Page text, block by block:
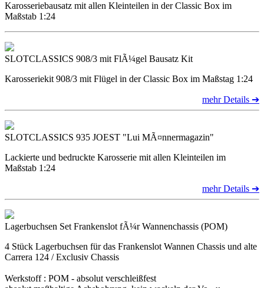
Karosseriebausatz mit allen Kleinteilen in der Classic Box im
Maßstab 1:24
SLOTCLASSICS 908/3 mit FlÃ¼gel Bausatz Kit
Karosseriekit 908/3 mit Flügel in der Classic Box im Maßstag 1:24
mehr Details ➔
SLOTCLASSICS 935 JOEST "Lui MÃ¤nnermagazin"
Lackierte und bedruckte Karosserie mit allen Kleinteilen im
Maßstab 1:24
mehr Details ➔
Lagerbuchsen Set Frankenslot fÃ¼r Wannenchassis (POM)
4 Stück Lagerbuchsen für das Frankenslot Wannen Chassis und alte
Carrera 124 / Exclusiv Chassis
Werkstoff : POM - absolut verschleißfest